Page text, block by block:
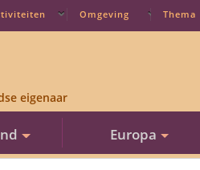
Omgeving Thema
eigenaar
Europa